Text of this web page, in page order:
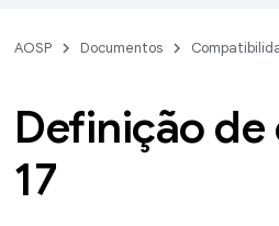
AOSP Documentos
Definição
17